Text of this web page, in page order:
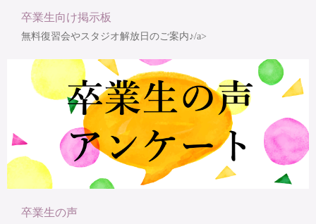
卒業生向け掲示板
無料復習会やスタジオ解放日のご案内♪/a>
卒業生の声